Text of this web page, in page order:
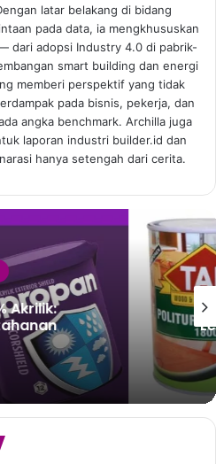
latar belakang di bidang
pada data, ia mengkhususkan
dari adopsi Industry 4.0 di pabrik-
smart building dan energi
memberi perspektif yang tidak
pada bisnis, pekerja, dan
angka benchmark. Archilla juga
laporan industri builder.id dan
hanya setengah dari cerita.
dan Finishing
Panduan Teknis
Kayu Kilap
Tinggi